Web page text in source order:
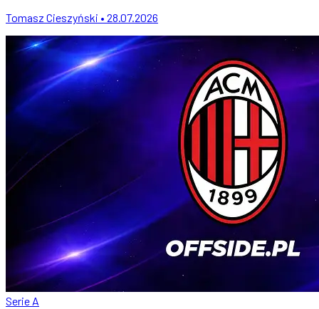
Tomasz Cieszyński • 28.07.2026
Serie A